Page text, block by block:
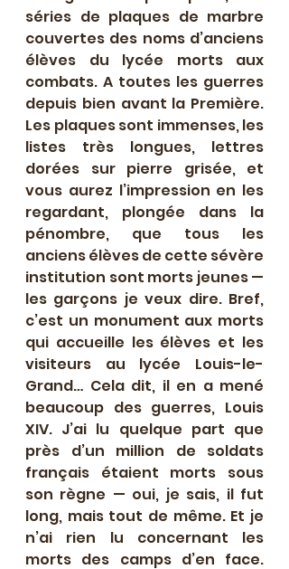
séries de plaques de marbre
couvertes des noms d’anciens
élèves du lycée morts aux
combats. A toutes les guerres
depuis bien avant la Première.
Les plaques sont immenses, les
listes très longues, lettres
dorées sur pierre grisée, et
vous aurez l’impression en les
regardant, plongée dans la
pénombre, que tous les
anciens élèves de cette sévère
institution sont morts jeunes —
les garçons je veux dire. Bref,
c’est un monument aux morts
qui accueille les élèves et les
visiteurs au lycée Louis-le-
Grand… Cela dit, il en a mené
beaucoup des guerres, Louis
XIV. J’ai lu quelque part que
près d’un million de soldats
français étaient morts sous
son règne — oui, je sais, il fut
long, mais tout de même. Et je
n’ai rien lu concernant les
morts des camps d’en face.